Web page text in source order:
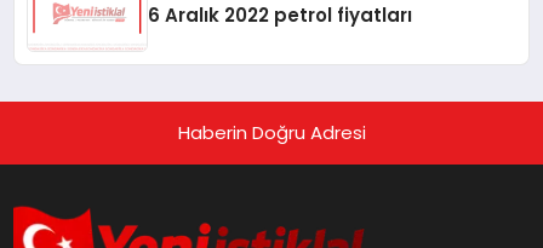
6 Aralık 2022 petrol fiyatları
Haberin Doğru Adresi